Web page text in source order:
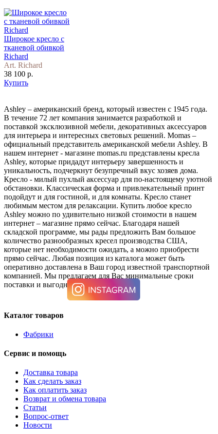
Широкое кресло с
тканевой обивкой
Richard
Art. Richard
38 100 р.
Купить
Ashley – американский бренд, который известен с 1945 года.
В течение 72 лет компания занимается разработкой и
поставкой эксклюзивной мебели, декоративных аксессуаров
для интерьера и интересных световых решений. Momas –
официальный представитель американской мебели Ashley. В
нашем интернет - магазине momas.ru представлены кресла
Ashley, которые придадут интерьеру завершенность и
уникальность, подчеркнут безупречный вкус хозяев дома.
Кресло - милый пухлый аксессуар для по-настоящему уютной
обстановки. Классическая форма и привлекательный принт
подойдут и для гостиной, и для комнаты. Кресло станет
любимым местом для релаксации. Купить любое кресло
Ashley можно по удивительно низкой стоимости в нашем
интернет – магазине прямо сейчас. Благодаря нашей
складской программе, мы рады предложить Вам большое
количество разнообразных кресел производства США,
которые нет необходимости ожидать, а можно приобрести
прямо сейчас. Любая позиция из каталога может быть
оперативно доставлена в Ваш город известной транспортной
компанией. Мы предлагаем для Вас минимальные сроки
поставки и выгодные условия покупки.
Каталог товаров
Фабрики
Сервис и помощь
Доставка товара
Как сделать заказ
Как оплатить заказ
Возврат и обмена товара
Статьи
Вопрос-ответ
Новости